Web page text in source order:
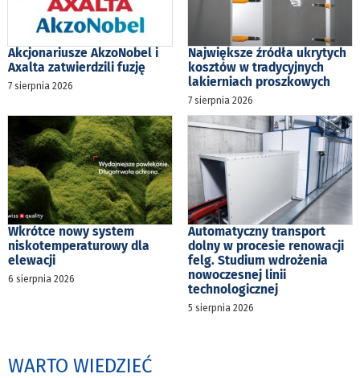
Akcjonariusze AkzoNobel i
Axalta zatwierdzili fuzję
7 sierpnia 2026
Największe źródła ukrytych
kosztów w tradycyjnych
lakierniach proszkowych
7 sierpnia 2026
Wkrótce nowy system
niskotemperaturowy dla
elewacji
6 sierpnia 2026
Automatyczny transport
dolny w procesie renowacji
felg. Studium wdrożenia
nowoczesnej linii
technologicznej
5 sierpnia 2026
WARTO WIEDZIEĆ